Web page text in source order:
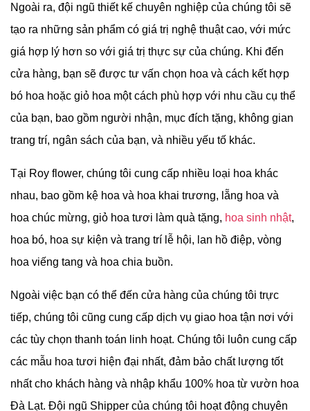
Ngoài ra, đội ngũ thiết kế chuyên nghiệp của chúng tôi sẽ
tạo ra những sản phẩm có giá trị nghệ thuật cao, với mức
giá hợp lý hơn so với giá trị thực sự của chúng. Khi đến
cửa hàng, bạn sẽ được tư vấn chọn hoa và cách kết hợp
bó hoa hoặc giỏ hoa một cách phù hợp với nhu cầu cụ thể
của bạn, bao gồm người nhận, mục đích tặng, không gian
trang trí, ngân sách của bạn, và nhiều yếu tố khác.
Tại Roy flower, chúng tôi cung cấp nhiều loại hoa khác
nhau, bao gồm kệ hoa và hoa khai trương, lẵng hoa và
hoa chúc mừng, giỏ hoa tươi làm quà tặng, hoa sinh nhật,
hoa bó, hoa sự kiện và trang trí lễ hội, lan hồ điệp, vòng
hoa viếng tang và hoa chia buồn.
Ngoài việc bạn có thể đến cửa hàng của chúng tôi trực
tiếp, chúng tôi cũng cung cấp dịch vụ giao hoa tận nơi với
các tùy chọn thanh toán linh hoạt. Chúng tôi luôn cung cấp
các mẫu hoa tươi hiện đại nhất, đảm bảo chất lượng tốt
nhất cho khách hàng và nhập khẩu 100% hoa từ vườn hoa
Đà Lạt. Đội ngũ Shipper của chúng tôi hoạt động chuyên